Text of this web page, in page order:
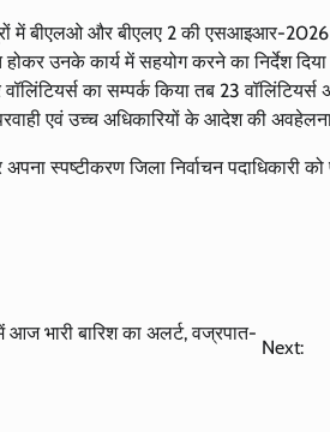
में बीएलओ और बीएलए 2 की एसआइआर-
उनके कार्य में सहयोग करने का निर्देश दिया
का सम्पर्क किया तब 23
एवं उच्च अधिकारियों के आदेश की
स्पष्टीकरण जिला निर्वाचन पदाधिकारी
भारी बारिश का अलर्ट, वज्रपात-
Next: